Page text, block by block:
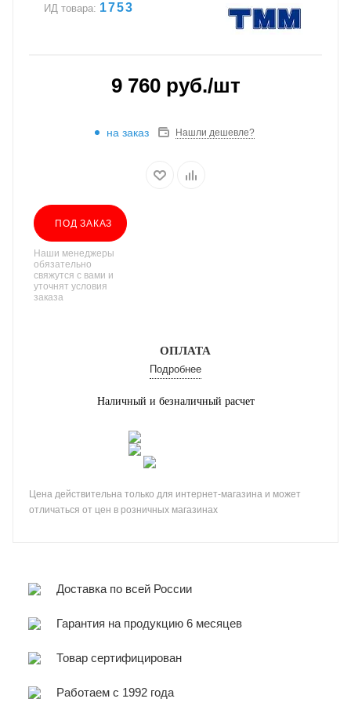
ИД товара: 1753
9 760руб./шт
на заказ Нашли дешевле?
ПОД ЗАКАЗ
Наши менеджеры
обязательно
свяжутся с вами и
уточнят условия
заказа
ОПЛАТА
Подробнее
Наличный и безналичный расчет
Цена действительна только для интернет-магазина и может
отличаться от цен в розничных магазинах
Доставка по всей России
Гарантия на продукцию 6 месяцев
Товар сертифицирован
Работаем с 1992 года